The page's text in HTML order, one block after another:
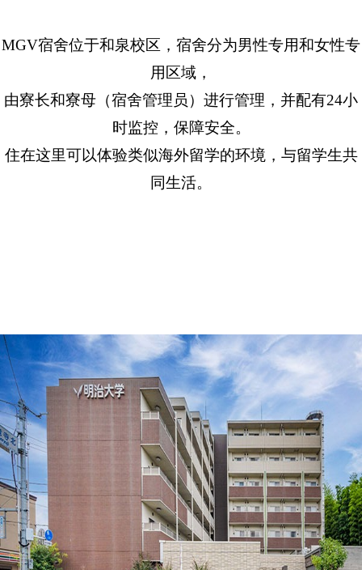
MGV宿舍位于和泉校区，宿舍分为男性专用和女性专
用区域，
由寮长和寮母（宿舍管理员）进行管理，并配有24小
时监控，保障安全。
住在这里可以体验类似海外留学的环境，与留学生共
同生活。